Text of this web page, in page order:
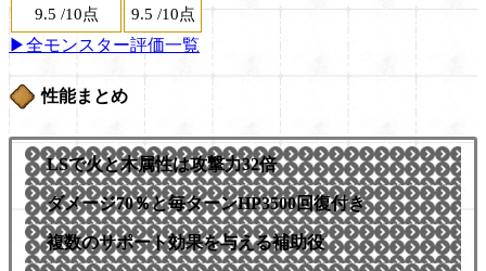
9.5 /10点 9.5 /10点
▶全モンスター評価一覧
性能まとめ
LSで火と木属性は攻撃力32倍
ダメージ70％と毎ターンHP3500回復付き
複数のサポート効果を与える補助役